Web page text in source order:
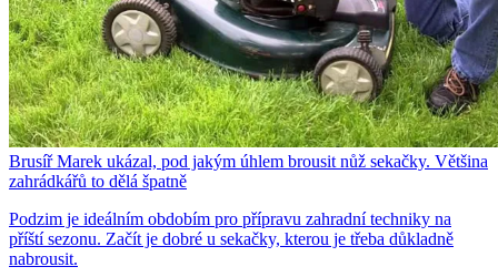
Brusíř Marek ukázal, pod jakým úhlem brousit nůž sekačky. Většina
zahrádkářů to dělá špatně
Podzim je ideálním obdobím pro přípravu zahradní techniky na
příští sezonu. Začít je dobré u sekačky, kterou je třeba důkladně
nabrousit.